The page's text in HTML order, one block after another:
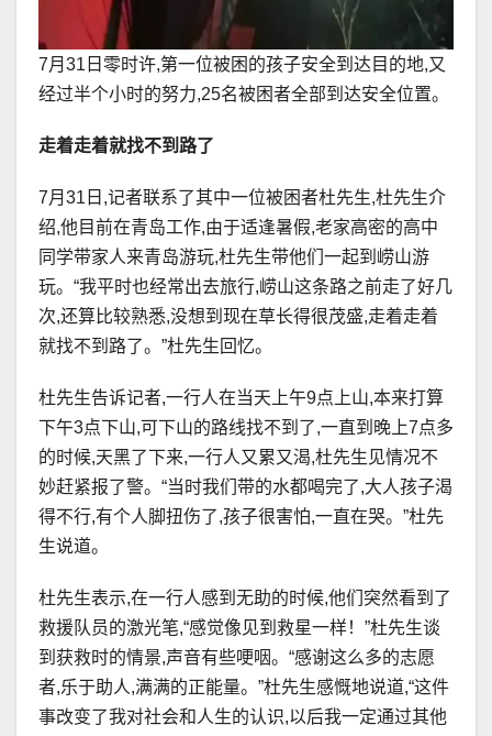
7月31日零时许,第一位被困的孩子安全到达目的地,又
经过半个小时的努力,25名被困者全部到达安全位置。
走着走着就找不到路了
7月31日,记者联系了其中一位被困者杜先生,杜先生介
绍,他目前在青岛工作,由于适逢暑假,老家高密的高中
同学带家人来青岛游玩,杜先生带他们一起到崂山游
玩。“我平时也经常出去旅行,崂山这条路之前走了好几
次,还算比较熟悉,没想到现在草长得很茂盛,走着走着
就找不到路了。”杜先生回忆。
杜先生告诉记者,一行人在当天上午9点上山,本来打算
下午3点下山,可下山的路线找不到了,一直到晚上7点多
的时候,天黑了下来,一行人又累又渴,杜先生见情况不
妙赶紧报了警。“当时我们带的水都喝完了,大人孩子渴
得不行,有个人脚扭伤了,孩子很害怕,一直在哭。”杜先
生说道。
杜先生表示,在一行人感到无助的时候,他们突然看到了
救援队员的激光笔,“感觉像见到救星一样！”杜先生谈
到获救时的情景,声音有些哽咽。“感谢这么多的志愿
者,乐于助人,满满的正能量。”杜先生感慨地说道,“这件
事改变了我对社会和人生的认识,以后我一定通过其他